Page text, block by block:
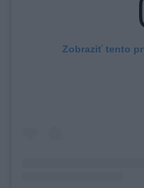
Zobraziť tento